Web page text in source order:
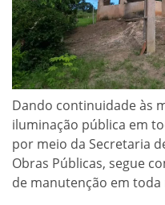
Dando continuidade às
iluminação pública em
por meio da Secretaria
Obras Públicas, segue
de manutenção em toda